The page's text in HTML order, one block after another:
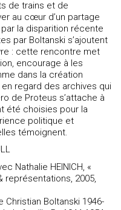
de trains et de
au cœur d’un partage
la disparition récente
par Boltanski s’ajoutent
: cette rencontre met
encourage à les
dans la création
regard des archives qui
de Proteus s’attache à
été choisies pour la
politique et
témoignent.
Nathalie HEINICH, «
représentations, 2005,
Boltanski 1946-